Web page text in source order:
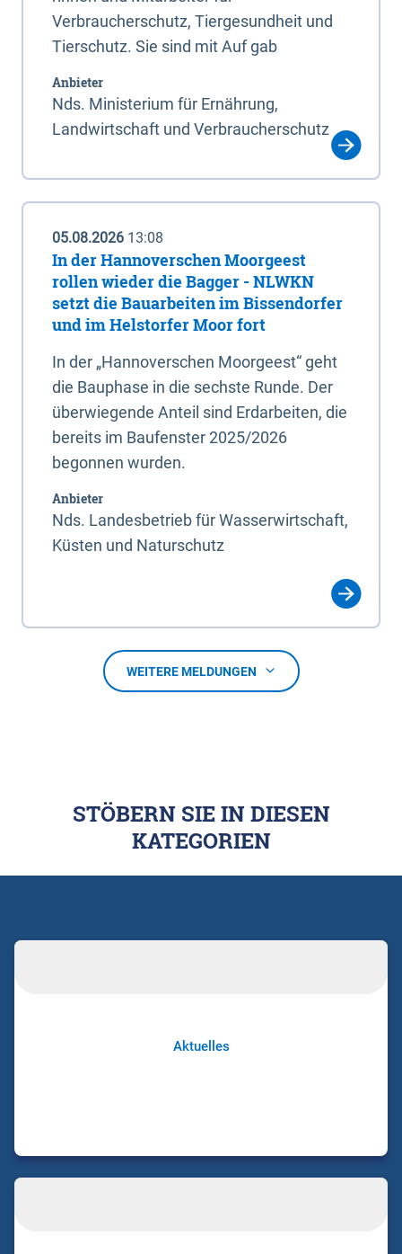
Verbraucherschutz, Tiergesundheit und
Tierschutz. Sie sind mit Auf gab
Anbieter
Nds. Ministerium für Ernährung,
Landwirtschaft und Verbraucherschutz
05.08.2026 13:08
In der Hannoverschen Moorgeest
rollen wieder die Bagger - NLWKN
setzt die Bauarbeiten im Bissendorfer
und im Helstorfer Moor fort
In der „Hannoverschen Moorgeest“ geht
die Bauphase in die sechste Runde. Der
überwiegende Anteil sind Erdarbeiten, die
bereits im Baufenster 2025/2026
begonnen wurden.
Anbieter
Nds. Landesbetrieb für Wasserwirtschaft,
Küsten und Naturschutz
WEITERE MELDUNGEN
STÖBERN SIE IN DIESEN
KATEGORIEN
Aktuelles